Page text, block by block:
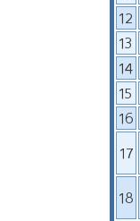
12
13
14
15
16
17
18